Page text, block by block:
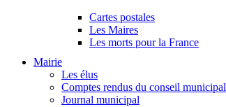
Cartes postales
Les Maires
Les morts pour la France
Mairie
Les élus
Comptes rendus du conseil municipal
Journal municipal